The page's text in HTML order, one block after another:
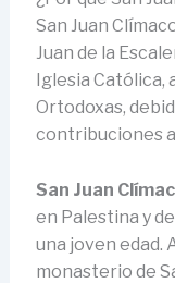
San Juan
Juan de la
Iglesia Católica,
Ortodoxas,
contribuciones
San Juan
en Palestina y
una joven edad.
monasterio de